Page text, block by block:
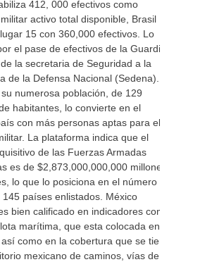
412, 000 efectivos como
activo total disponible, Brasil
15 con 360,000 efectivos. Lo
el pase de efectivos de la Guardia
la secretaria de Seguridad a la
de la Defensa Nacional (Sedena).
numerosa población, de 129
habitantes, lo convierte en el
con más personas aptas para el
La plataforma indica que el
de las Fuerzas Armadas
es de $2,873,000,000,000 millones
lo que lo posiciona en el número
145 países enlistados. México
bien calificado en indicadores como
marítima, que esta colocada en el
como en la cobertura que se tiene
mexicano de caminos, vías de